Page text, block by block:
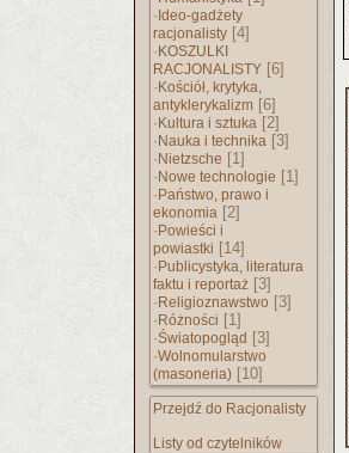
· Ideo-gadżety
racjonalisty [4]
· KOSZULKI
RACJONALISTY [6]
· Kościół, krytyka,
antyklerykalizm [6]
· Kultura i sztuka [2]
· Nauka i technika [3]
· Nietzsche [1]
· Nowe technologie [1]
· Państwo, prawo i
ekonomia [2]
· Powieści i
powiastki [14]
· Publicystyka, literatura
faktu i reportaż [3]
· Religioznawstwo [3]
· Różności [1]
·Światopogląd [3]
·Wolnomularstwo
(masoneria) [10]
Przejdź do Racjonalisty
Listy od czytelników